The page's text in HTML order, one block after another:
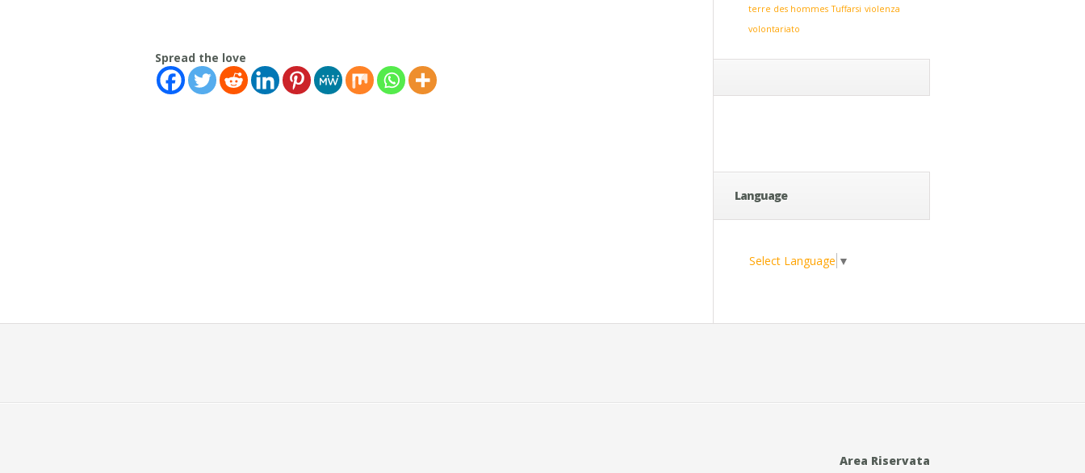
Spread the love
terre des hommes Tuffarsi violenza
volontariato
Language
Select Language ▼
Area Riservata